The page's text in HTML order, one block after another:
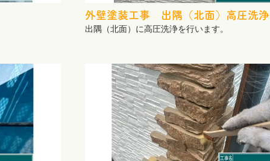
外壁塗装工事 出隅（北面）高圧洗浄
出隅（北面）に高圧洗浄を行います。